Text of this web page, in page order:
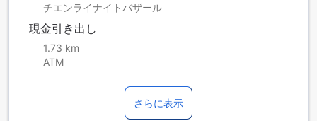
チエンライナイトバザール
現金引き出し
1.73 km
ATM
さらに表示